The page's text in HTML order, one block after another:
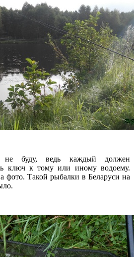
не буду, ведь каждый должен
ключ к тому или иному водоему.
фото. Такой рыбалки в Беларуси на